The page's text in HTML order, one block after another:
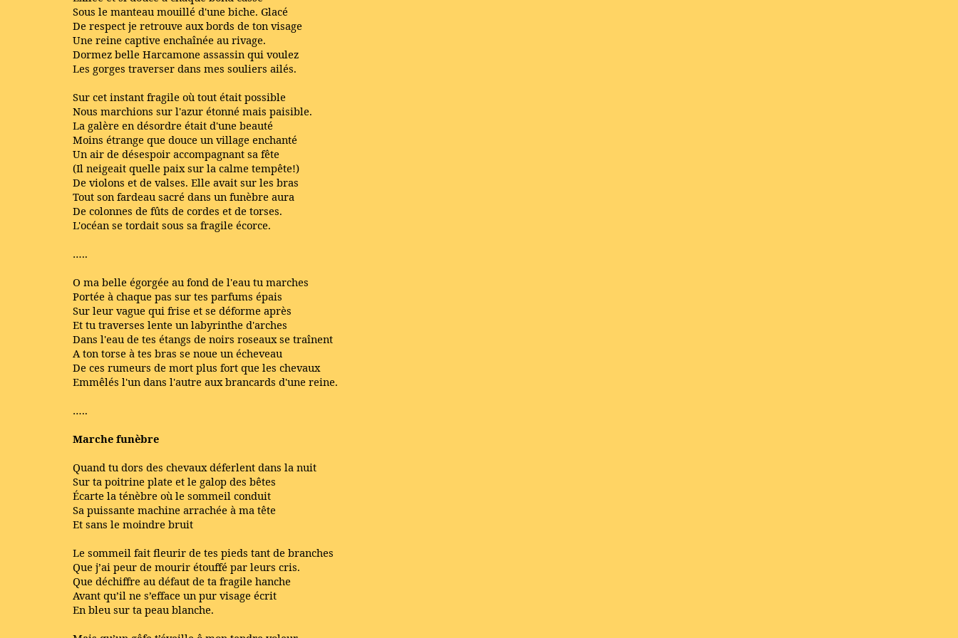
Sous le manteau mouillé d'une biche. Glacé
De respect je retrouve aux bords de ton visage
Une reine captive enchaînée au rivage.
Dormez belle Harcamone assassin qui voulez
Les gorges traverser dans mes souliers ailés.
Sur cet instant fragile où tout était possible
Nous marchions sur l'azur étonné mais paisible.
La galère en désordre était d'une beauté
Moins étrange que douce un village enchanté
Un air de désespoir accompagnant sa fête
(Il neigeait quelle paix sur la calme tempête!)
De violons et de valses. Elle avait sur les bras
Tout son fardeau sacré dans un funèbre aura
De colonnes de fûts de cordes et de torses.
L'océan se tordait sous sa fragile écorce.
…..
O ma belle égorgée au fond de l'eau tu marches
Portée à chaque pas sur tes parfums épais
Sur leur vague qui frise et se déforme après
Et tu traverses lente un labyrinthe d'arches
Dans l'eau de tes étangs de noirs roseaux se traînent
A ton torse à tes bras se noue un écheveau
De ces rumeurs de mort plus fort que les chevaux
Emmêlés l'un dans l'autre aux brancards d'une reine.
…..
Marche funèbre
Quand tu dors des chevaux déferlent dans la nuit
Sur ta poitrine plate et le galop des bêtes
Écarte la ténèbre où le sommeil conduit
Sa puissante machine arrachée à ma tête
Et sans le moindre bruit
Le sommeil fait fleurir de tes pieds tant de branches
Que j’ai peur de mourir étouffé par leurs cris.
Que déchiffre au défaut de ta fragile hanche
Avant qu’il ne s’efface un pur visage écrit
En bleu sur ta peau blanche.